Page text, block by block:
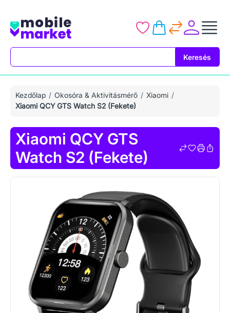
Keresés
Kezdőlap Okosóra & Aktivitásmérő
Xiaomi
Xiaomi QCY GTS Watch S2 (Fekete)
Xiaomi QCY GTS
Watch S2 (Fekete)